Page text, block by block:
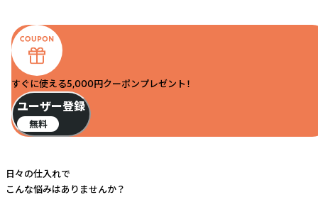
すぐに使える5,000円クーポンプレゼント！
ユーザー登録
無料
日々の仕入れで
こんな悩みはありませんか？